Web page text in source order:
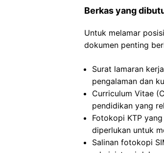
Berkas yang
Untuk melamar
dokumen penting
Surat lamaran
pengalaman dan
Curriculum Vitae
pendidikan yang
Fotokopi KTP
diperlukan untuk
Salinan fotokopi